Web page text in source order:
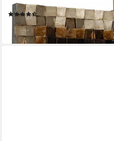
mit 3D Effekt
(15)
280,00 €
lieferbar - in 3-4 Werktagen bei dir